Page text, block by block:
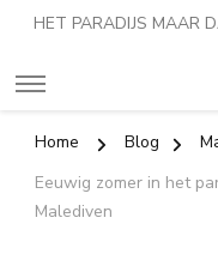
HET PARADIJS MAAR
Home Blog
Eeuwig zomer in het
Malediven